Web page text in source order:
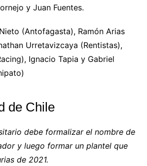
y Juan Fuentes.
(Antofagasta), Ramón Arias
Urretavizcaya (Rentistas),
Ignacio Tapia y Gabriel
de Chile
debe formalizar el nombre de
y luego formar un plantel que
de 2021.